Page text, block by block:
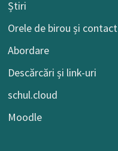
Știri
Orele de birou și contact
Abordare
Descărcări și link-uri
schul.cloud
Moodle